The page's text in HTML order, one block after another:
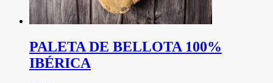
PALETA DE BELLOTA 100%
IBÉRICA